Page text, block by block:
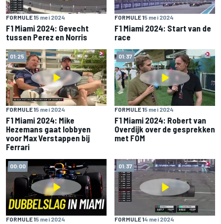
FORMULE 15 mei 2024
F1 Miami 2024: Gevecht
tussen Perez en Norris
FORMULE 15 mei 2024
F1 Miami 2024: Start van de
race
01:25
FORMULE 15 mei 2024
F1 Miami 2024: Mike
Hezemans gaat lobbyen
voor Max Verstappen bij
Ferrari
01:37
FORMULE 15 mei 2024
F1 Miami 2024: Robert van
Overdijk over de gesprekken
met FOM
00:00
FORMULE 15 mei 2024
01:37
FORMULE 14 mei 2024